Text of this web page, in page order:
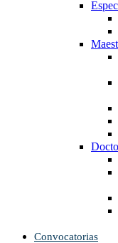
Convocatorias